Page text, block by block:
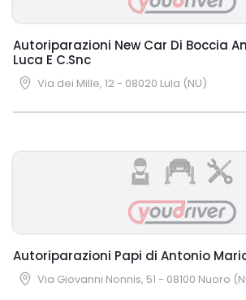
Autoriparazioni New Car Di Boccia
Luca E C.Snc
Via dei Mille, 12 - 08020 Lula (NU)
Autoriparazioni Papi di Antonio
Via Giovanni Nonnis, 51 - 08100 Nuoro